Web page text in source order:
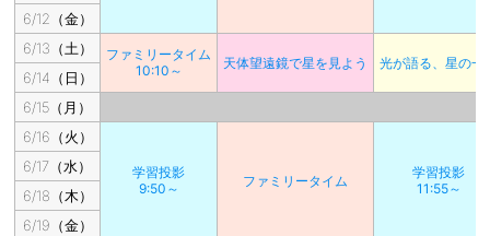
6/12（金）
6/13（土）
ファミリータイム
10:10～
天体望遠鏡で星を見よう 光が語る、星の一
6/14（日）
6/15（月）
6/16（火）
学習投影
9:50～
ファミリータイム
学習投影
11:55～
6/17（水）
6/18（木）
6/19（金）